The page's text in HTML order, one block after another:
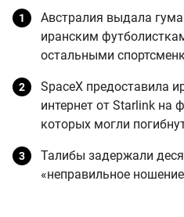
Австралия выдала
иранским
остальными
SpaceX предоставила
интернет от Starlink на
которых могли
Талибы задержали
«неправильное